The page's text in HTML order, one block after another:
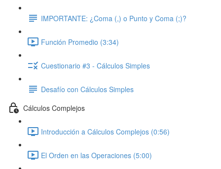
IMPORTANTE: ¿Coma (,) o Punto y Coma (;)?
Función Promedio (3:34)
Cuestionario #3 - Cálculos Simples
Desafío con Cálculos Simples
Cálculos Complejos
Introducción a Cálculos Complejos (0:56)
El Orden en las Operaciones (5:00)